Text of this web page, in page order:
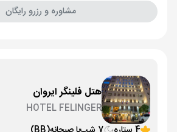
مشاوره و رزرو رایگان
هتل فلینگر ایروان
HOTEL FELINGER